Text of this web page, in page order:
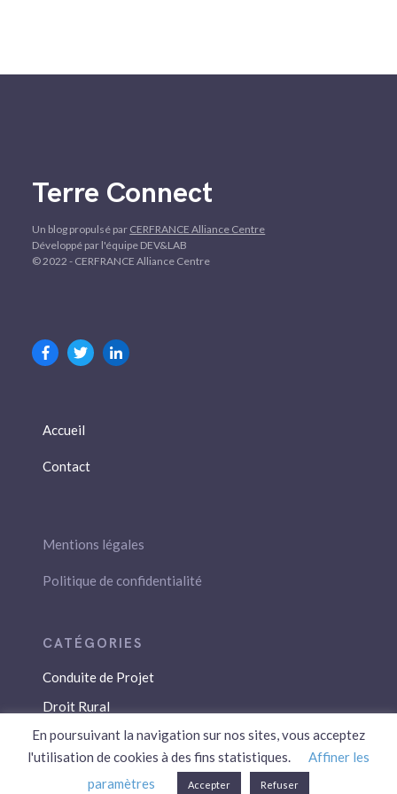
Terre Connect
Un blog propulsé par CERFRANCE Alliance Centre
Développé par l'équipe DEV&LAB
© 2022 - CERFRANCE Alliance Centre
Accueil
Contact
Mentions légales
Politique de confidentialité
Conduite de Projet
Droit Rural
Droit Social
Économie / Gestion
En poursuivant la navigation sur nos sites, vous acceptez
l'utilisation de cookies à des fins statistiques.
Affiner les
paramètres
Accepter Refuser